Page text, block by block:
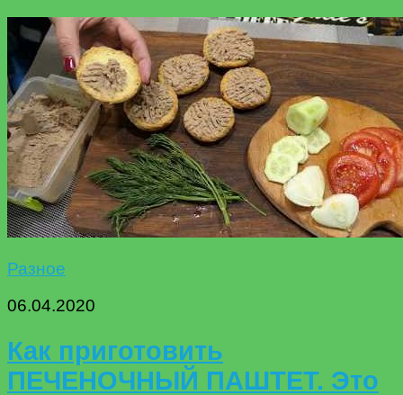
Разное
06.04.2020
Как приготовить
ПЕЧЕНОЧНЫЙ ПАШТЕТ. Это